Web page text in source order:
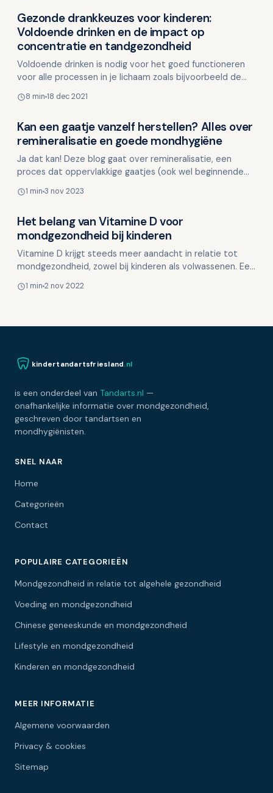
Voeding en mondgezondheid
Gezonde drankkeuzes voor kinderen:
Voldoende drinken en de impact op
concentratie en tandgezondheid
Voldoende drinken is nodig voor het goed functioneren
voor alle processen in je lichaam zoals bijvoorbeeld de
8 min 18 dec 2021
Voeding en mondgezondheid
Kan een gaatje vanzelf herstellen? Alles over
remineralisatie en goede mondhygiëne
Ja dat kan! Deze blog gaat over remineralisatie, een
proces dat oppervlakkige gaatjes (ook wel beginnende
1 min 3 nov 2023
Voeding en mondgezondheid
Het belang van Vitamine D voor
mondgezondheid bij kinderen
Vitamine D krijgt steeds meer aandacht in relatie tot
mondgezondheid, zowel bij kinderen als volwassenen. Een
1 min 2 nov 2022
kindertandartsfriesland.nl
is een onderdeel van Tandarts.nl —
onafhankelijke informatie over mondgezondheid,
geschreven door tandartsen en
mondhygiënisten.
SNEL NAAR
Home
Categorieën
Contact
POPULAIRE CATEGORIEËN
Mondgezondheid in relatie tot algehele gezondheid
Voeding en mondgezondheid
Chinese geneeskunde en mondgezondheid
Lifestyle en mondgezondheid
Kinderen en mondgezondheid
MEER INFORMATIE
Algemene voorwaarden
Privacy & cookies
Sitemap